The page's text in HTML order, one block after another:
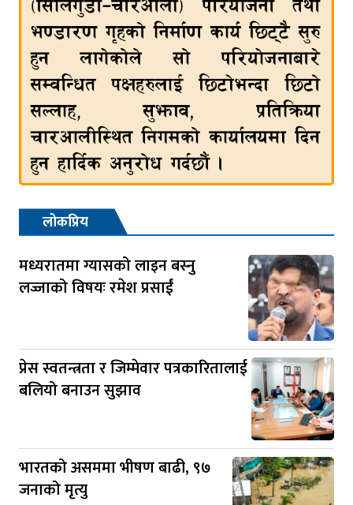
लोकप्रिय
मध्यरातमा ग्यासको लाइन बस्नु
लज्जाको विषयः रमेश प्रसाईं
प्रेस स्वतन्त्रता र जिम्मेवार पत्रकारितालाई
बलियो बनाउन सुझाव
भारतको असममा भीषण बाढी, ९७
जनाको मृत्यु